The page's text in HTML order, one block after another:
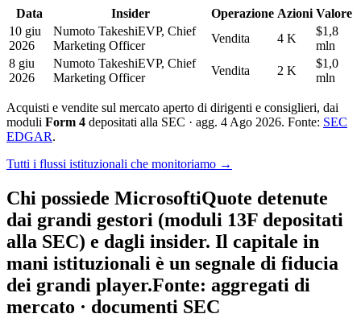
Data Insider Operazione Azioni Valore
10 giu
2026
Numoto TakeshiEVP, Chief
Marketing Officer
Vendita 4 K
$1,8
mln
8 giu
2026
Numoto TakeshiEVP, Chief
Marketing Officer
Vendita 2 K
$1,0
mln
Acquisti e vendite sul mercato aperto di dirigenti e consiglieri, dai
moduli Form 4 depositati alla SEC · agg. 4 Ago 2026. Fonte: SEC
EDGAR.
Tutti i flussi istituzionali che monitoriamo →
Chi possiede MicrosoftiQuote detenute
dai grandi gestori (moduli 13F depositati
alla SEC) e dagli insider. Il capitale in
mani istituzionali è un segnale di fiducia
dei grandi player.Fonte: aggregati di
mercato · documenti SEC